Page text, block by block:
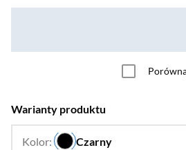
Warianty produktu
Kolor: Czarny